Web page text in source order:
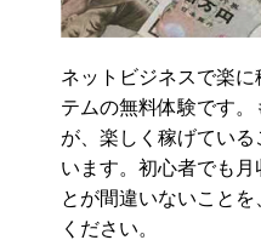
ネットビジネスで楽
テムの無料体験です
が、楽しく稼げてい
います。初心者でも
とが間違いないこと
ください。